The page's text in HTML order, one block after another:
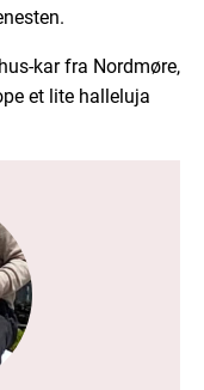
kar fra Nordmøre,
et lite halleluja